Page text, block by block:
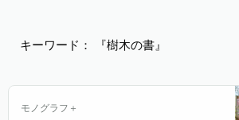
キーワード： 『樹木の書』
モノグラフ＋